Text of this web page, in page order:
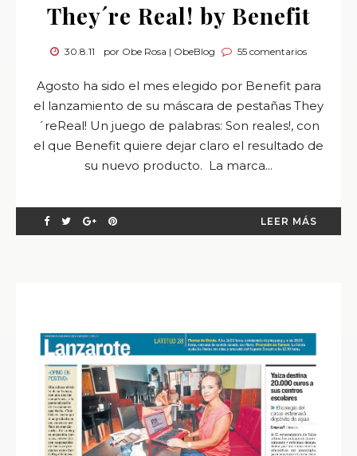
They´re Real! by Benefit
30.8.11 por Obe Rosa | ObeBlog 55 comentarios
Agosto ha sido el mes elegido por Benefit para
el lanzamiento de su máscara de pestañas They
´reReal! Un juego de palabras: Son reales!, con
el que Benefit quiere dejar claro el resultado de
su nuevo producto. La marca...
LEER MÁS